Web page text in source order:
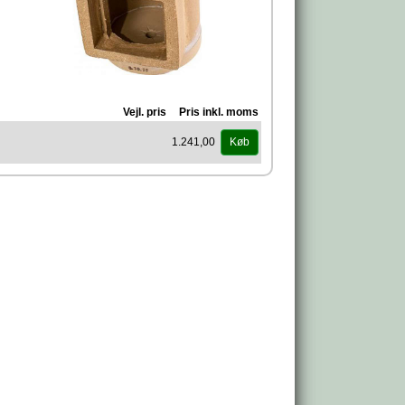
Vejl. pris Pris inkl. moms
1.241,00 Køb